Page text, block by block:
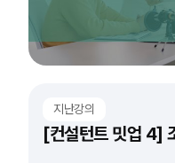
지난강의
[컨설턴트 밋업 4]